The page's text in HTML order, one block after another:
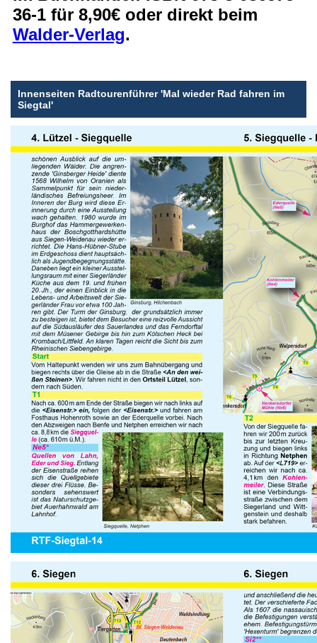
36-1 für 8,90€ oder direkt beim
Walder-Verlag.
Innenseiten Radtourenführer 'Mal wieder Rad fahren im
Siegtal'